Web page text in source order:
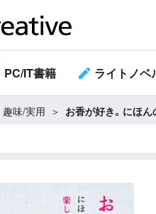
PC/IT書籍 ライトノベ
趣味/実用 お香が好き。にほ